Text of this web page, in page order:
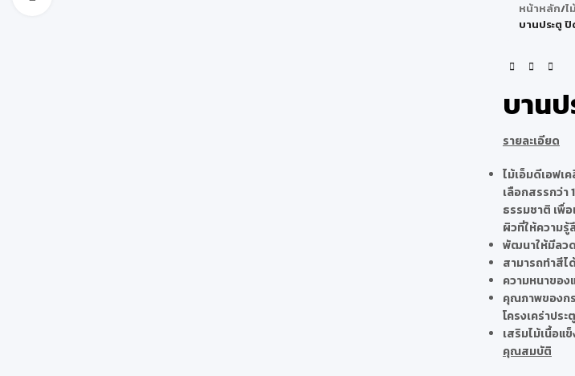
หน้าหลัก/ไ
บานประตู
บาน
รายละเอียด
ไม้เอ็มดีเอฟเ
เลือกสรรกว่
ธรรมชาติ เพื่
ผิวที่ให้ความรู้
พัฒนาให้มีลว
สามารถทำสีไ
ความหนาขอ
คุณภาพของกร
โครงเคร่าปร
เสริมไม้เนื้อแ
คุณสมบัติ